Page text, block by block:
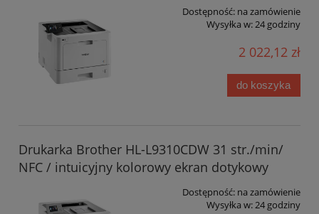
Dostępność: na zamówienie
Wysyłka w:24 godziny
2 022,12 zł
do koszyka
Drukarka Brother HL-L9310CDW 31 str./min/
NFC / intuicyjny kolorowy ekran dotykowy
Dostępność: na zamówienie
Wysyłka w:24 godziny